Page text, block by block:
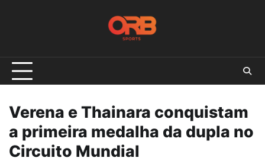
Verena e Thainara conquistam
a primeira medalha da dupla no
Circuito Mundial